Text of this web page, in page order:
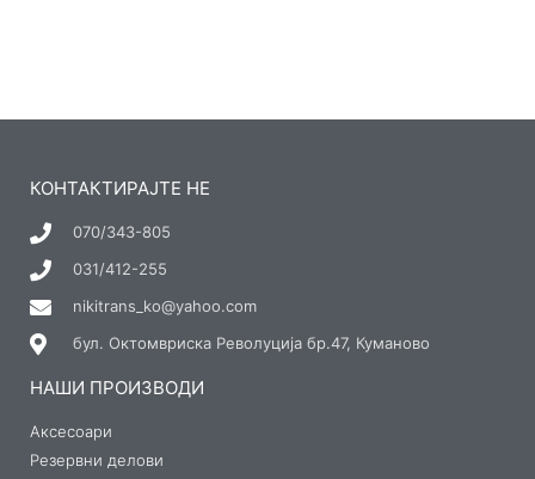
КОНТАКТИРАЈТЕ НЕ
070/343-805
031/412-255
nikitrans_ko@yahoo.com
бул. Октомвриска Револуција бр.47, Куманово
НАШИ ПРОИЗВОДИ
Аксесоари
Резервни делови